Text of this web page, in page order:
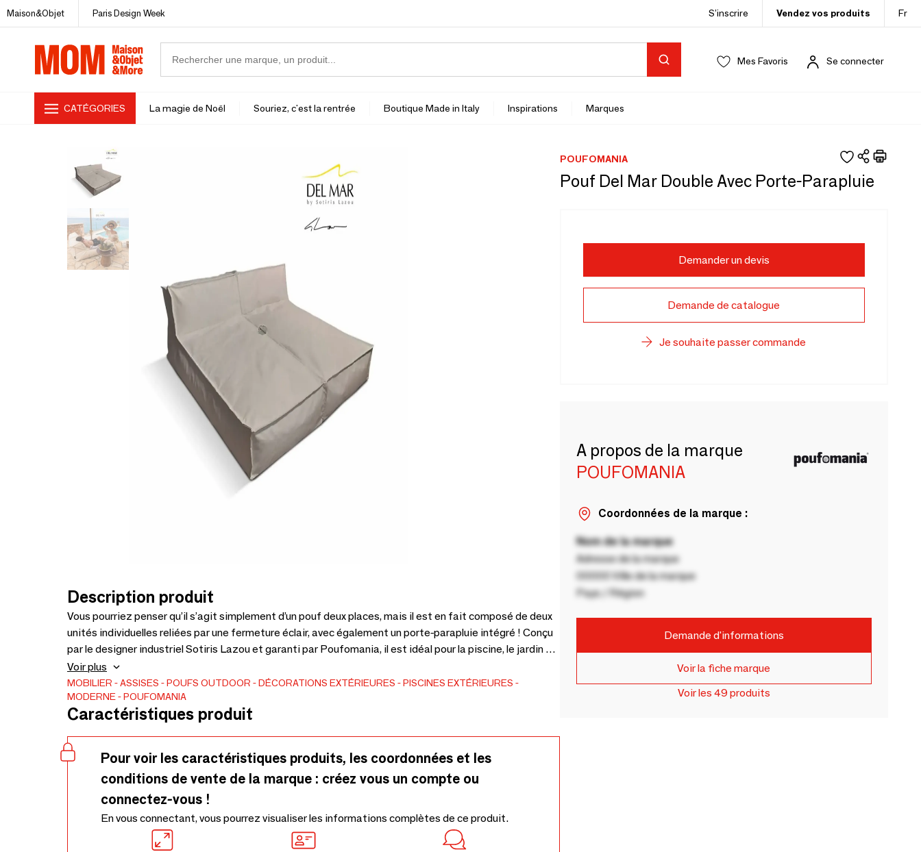
Maison&Objet Paris Design Week S’inscrire Vendez vos produits Fr
Mes Favoris Se connecter
CATÉGORIES La magie de Noël Souriez, c'est la rentrée Boutique Made in Italy Inspirations Marques
Description produit
Vous pourriez penser qu’il s’agit simplement d’un pouf deux places, mais il est en fait composé de deux
unités individuelles reliées par une fermeture éclair, avec également un porte-parapluie intégré ! Conçu
par le designer industriel Sotiris Lazou et garanti par Poufomania, il est idéal pour la piscine, le jardin ou
la plage. Rempli de billes de polystyrène expansé, il dispose d’une double housse permettant de retirer
facilement la couverture extérieure pour le lavage. Disponible dans une large gamme de couleurs et de
tissus.
Voir plus
MOBILIER ASSISES POUFS OUTDOOR DÉCORATIONS EXTÉRIEURES
PISCINES EXTÉRIEURES
MODERNE
POUFOMANIA
Caractéristiques produit
Pour voir les caractéristiques produits, les coordonnées et les
conditions de vente de la marque : créez vous un compte ou
connectez-vous !
En vous connectant, vous pourrez visualiser les informations complètes de ce produit.
POUFOMANIA
Pouf Del Mar Double Avec Porte-Parapluie
Demander un devis
Demande de catalogue
Je souhaite passer commande
A propos de la marque
POUFOMANIA
Coordonnées de la marque :
Nom de la marque
Adresse de la marque
00000 Ville de la marque
Pays / Région
Demande d'informations
Voir la fiche marque
Voir les 49 produits